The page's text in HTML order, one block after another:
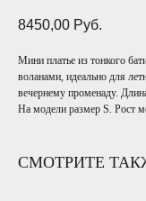
8450,00 Руб.
Мини платье из тонкого
воланами, идеально для
вечернему променаду.
На модели размер S. Рост
СМОТРИТЕ